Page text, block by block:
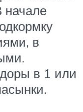
начале
в
в 1 или